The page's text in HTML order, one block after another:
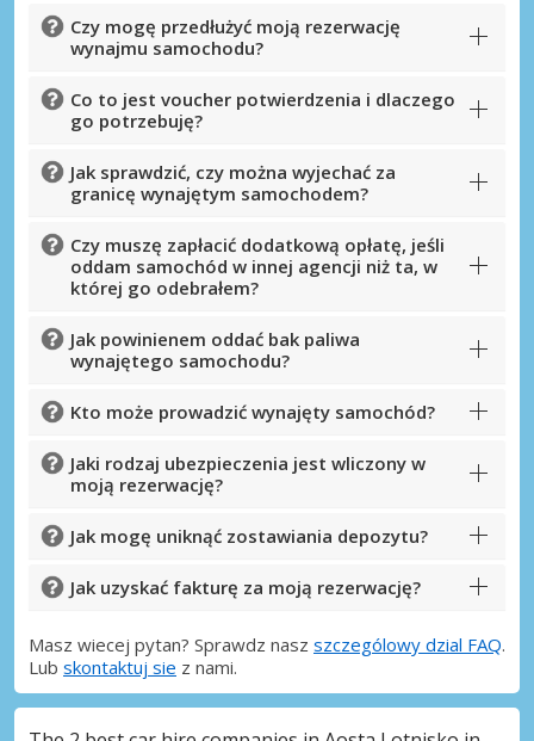
Czy mogę przedłużyć moją rezerwację
wynajmu samochodu?
Co to jest voucher potwierdzenia i dlaczego
go potrzebuję?
Jak sprawdzić, czy można wyjechać za
granicę wynajętym samochodem?
Czy muszę zapłacić dodatkową opłatę, jeśli
oddam samochód w innej agencji niż ta, w
której go odebrałem?
Jak powinienem oddać bak paliwa
wynajętego samochodu?
Kto może prowadzić wynajęty samochód?
Jaki rodzaj ubezpieczenia jest wliczony w
moją rezerwację?
Jak mogę uniknąć zostawiania depozytu?
Jak uzyskać fakturę za moją rezerwację?
Masz wiecej pytan? Sprawdz nasz szczególowy dzial FAQ.
Lub skontaktuj sie z nami.